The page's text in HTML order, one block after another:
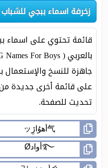
زخرفة اسماء ببجي للشباب
قائمة تحتوي على اسماء
جاهزة للنسخ
على قائمة أخرى جديدة
تحديث للصفحة.